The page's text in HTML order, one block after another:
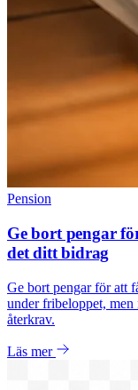
Pension
Ge bort pengar
det ditt bidrag
Ge bort pengar för att
under fribeloppet, men
återkrav.
Läs mer